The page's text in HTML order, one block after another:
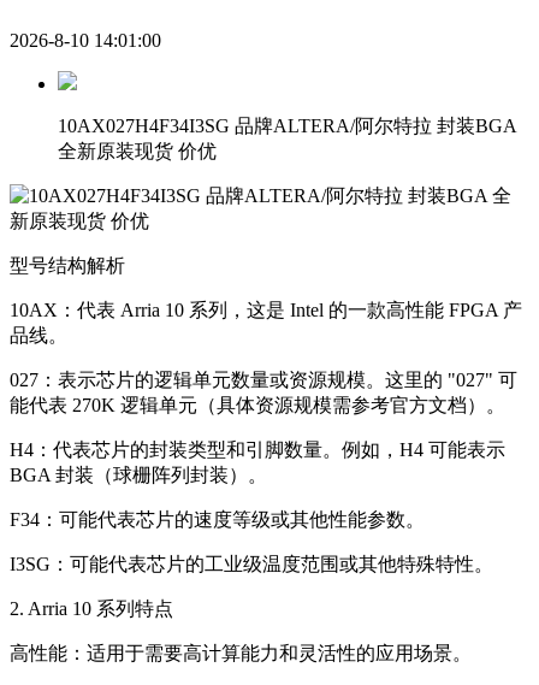
2026-8-10 14:01:00
10AX027H4F34I3SG 品牌ALTERA/阿尔特拉 封装BGA
全新原装现货 价优
型号结构解析
10AX：代表 Arria 10 系列，这是 Intel 的一款高性能 FPGA 产
品线。
027：表示芯片的逻辑单元数量或资源规模。这里的 "027" 可
能代表 270K 逻辑单元（具体资源规模需参考官方文档）。
H4：代表芯片的封装类型和引脚数量。例如，H4 可能表示
BGA 封装（球栅阵列封装）。
F34：可能代表芯片的速度等级或其他性能参数。
I3SG：可能代表芯片的工业级温度范围或其他特殊特性。
2. Arria 10 系列特点
高性能：适用于需要高计算能力和灵活性的应用场景。